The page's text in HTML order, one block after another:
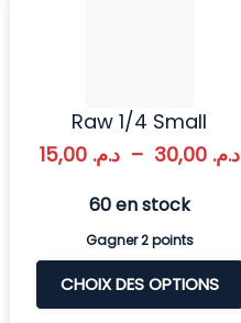
Raw 1/4 Small
د.م. 15,00 – د.م. 30,00
60 en stock
Gagner 2 points
CHOIX DES OPTIONS